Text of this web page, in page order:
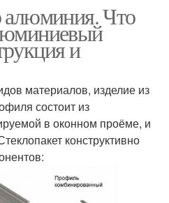
алюминия. Что
и
материалов, изделие из
состоит из
в оконном проёме, и
конструктивно